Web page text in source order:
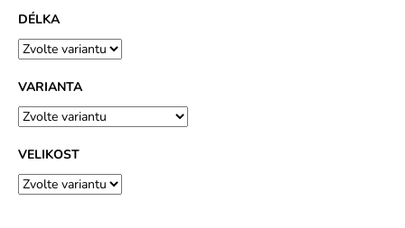
DÉLKA
VARIANTA
VELIKOST
%
BAVLNA
(SLOŽENÍ
SE
MŮŽE
LIŠIT
-
BARVA
-
85
%